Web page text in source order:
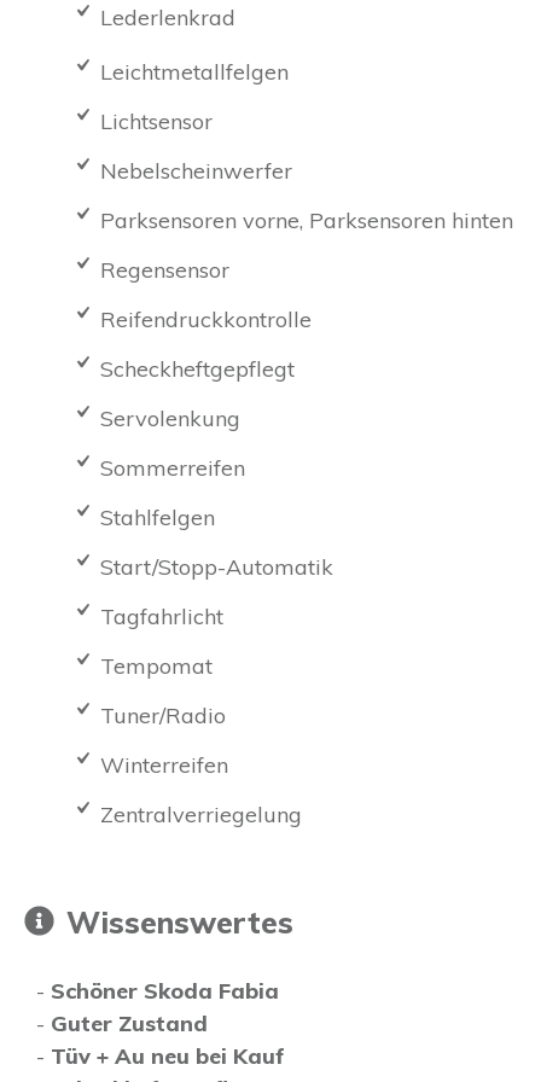
Lederlenkrad
Leichtmetallfelgen
Lichtsensor
Nebelscheinwerfer
Parksensoren vorne, Parksensoren hinten
Regensensor
Reifendruckkontrolle
Scheckheftgepflegt
Servolenkung
Sommerreifen
Stahlfelgen
Start/Stopp-Automatik
Tagfahrlicht
Tempomat
Tuner/Radio
Winterreifen
Zentralverriegelung
Wissenswertes
- Schöner Skoda Fabia
- Guter Zustand
- Tüv + Au neu bei Kauf